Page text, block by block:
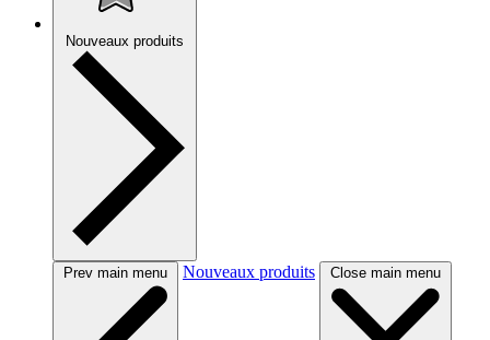
Nouveaux produits
Prev main menu Nouveaux produits Close main menu